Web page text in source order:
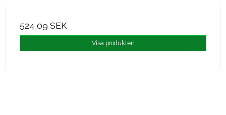
524,09 SEK
Visa produkten